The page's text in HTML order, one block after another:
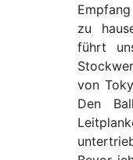
zu
führt
von
Den